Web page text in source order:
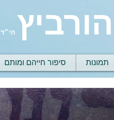
הי״ד
תמונות סיפור חייהם ומותם